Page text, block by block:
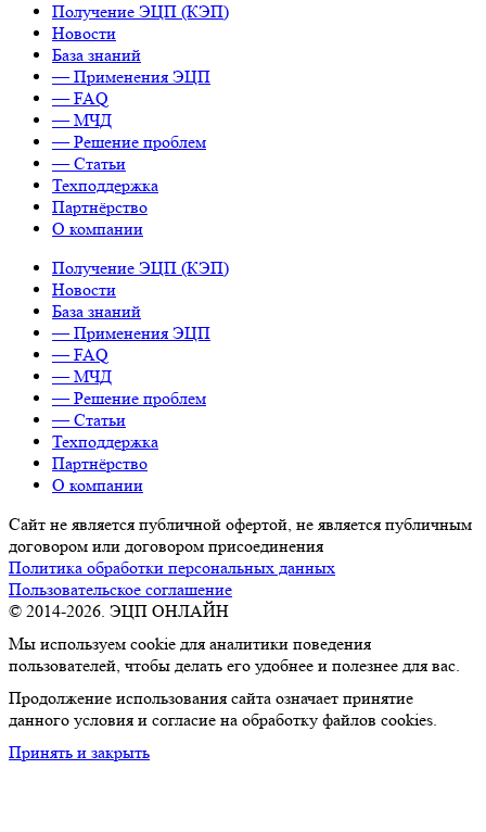
Получение ЭЦП (КЭП)
Новости
База знаний
— Применения ЭЦП
— FAQ
— МЧД
— Решение проблем
— Статьи
Техподдержка
Партнёрство
О компании
Получение ЭЦП (КЭП)
Новости
База знаний
— Применения ЭЦП
— FAQ
— МЧД
— Решение проблем
— Статьи
Техподдержка
Партнёрство
О компании
Сайт не является публичной офертой, не является публичным
договором или договором присоединения
Политика обработки персональных данных
Пользовательское соглашение
© 2014-2026. ЭЦП ОНЛАЙН
Мы используем cookie для аналитики поведения
пользователей, чтобы делать его удобнее и полезнее для вас.
Продолжение использования сайта означает принятие
данного условия и согласие на обработку файлов cookies.
Принять и закрыть